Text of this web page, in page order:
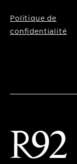
Politique de
confidentialité